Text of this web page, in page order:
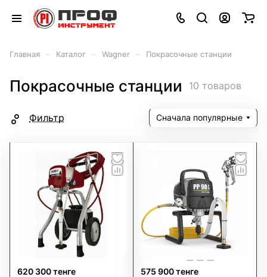
Главная Каталог Wagner Покрасочные станции
Покрасочные станции 10 товаров
Фильтр Сначала популярные
620 300 тенге
575 900 тенге